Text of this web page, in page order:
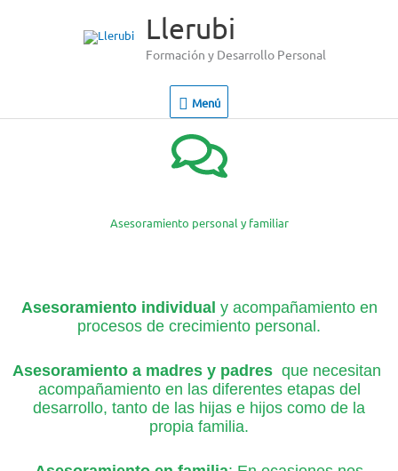
Llerubi
Formación y Desarrollo Personal
Menú
Menú
Asesoramiento personal y familiar
Asesoramiento individual y acompañamiento en
procesos de crecimiento personal.
Asesoramiento a madres y padres que necesitan
acompañamiento en las diferentes etapas del
desarrollo, tanto de las hijas e hijos como de la
propia familia.